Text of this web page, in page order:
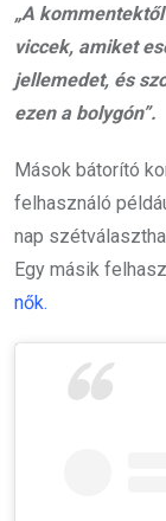
„A
viccek, amiket
jellemedet, és
ezen a bolygón”.
Mások bátorító
felhasználó
nap
Egy másik
nők.